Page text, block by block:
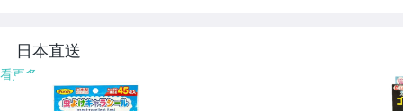
日本直送
看更多